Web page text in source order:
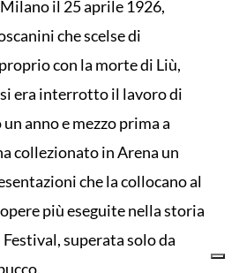
il 25 aprile 1926,
che scelse di
con la morte di Liù,
era interrotto il lavoro di
anno e mezzo prima a
collezionato in Arena un
che la collocano al
più eseguite nella storia
superata solo da